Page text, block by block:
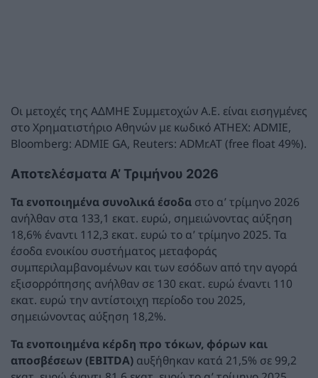
Οι μετοχές της ΑΔΜΗΕ Συμμετοχών Α.Ε. είναι εισηγμένες
στο Χρηματιστήριο Αθηνών με κωδικό ATHEX: ADMIE,
Bloomberg: ADMIE GA, Reuters: ADMr.AT (free float 49%).
Αποτελέσματα Α’ Τριμήνου 2026
Τα ενοποιημένα συνολικά έσοδα στο α’ τρίμηνο 2026
ανήλθαν στα 133,1 εκατ. ευρώ, σημειώνοντας αύξηση
18,6% έναντι 112,3 εκατ. ευρώ το α’ τρίμηνο 2025. Τα
έσοδα ενοικίου συστήματος μεταφοράς
συμπεριλαμβανομένων και των εσόδων από την αγορά
εξισορρόπησης ανήλθαν σε 130 εκατ. ευρώ έναντι 110
εκατ. ευρώ την αντίστοιχη περίοδο του 2025,
σημειώνοντας αύξηση 18,2%.
Τα ενοποιημένα κέρδη προ τόκων, φόρων και
αποσβέσεων (EBITDA) αυξήθηκαν κατά 21,5% σε 99,2